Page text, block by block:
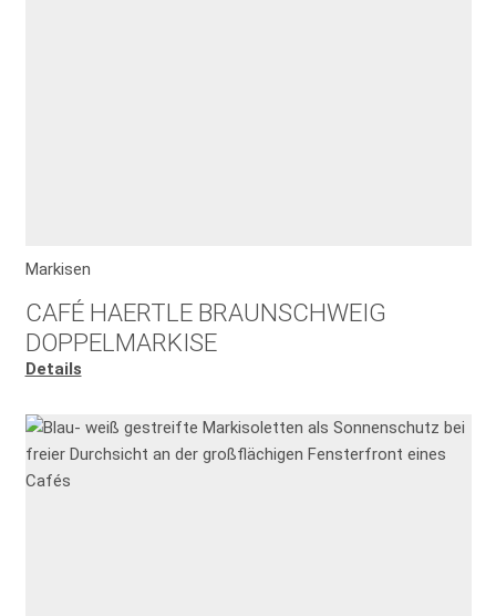
Markisen
CAFÉ HAERTLE BRAUNSCHWEIG
DOPPELMARKISE
Details